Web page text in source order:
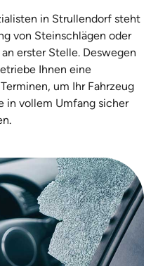
in Strullendorf steht
von Steinschlägen oder
erster Stelle. Deswegen
Ihnen eine
um Ihr Fahrzeug
in vollem Umfang sicher